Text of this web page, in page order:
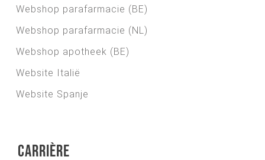
Webshop parafarmacie (BE)
Webshop parafarmacie (NL)
Webshop apotheek (BE)
Website Italië
Website Spanje
Carrière